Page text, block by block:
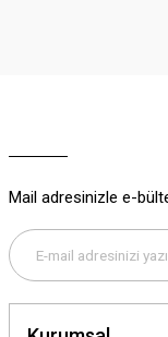
Bu ürüne benzer
Mail adresinizle e-